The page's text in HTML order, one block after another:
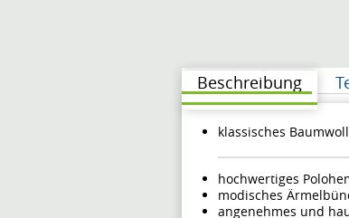
Beschreibung
klassisches
hochwertiges
modisches
angenehmes und